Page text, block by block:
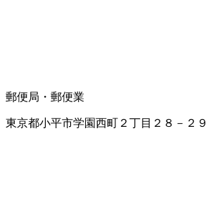
郵便局・郵便業
東京都小平市学園西町２丁目２８－２９